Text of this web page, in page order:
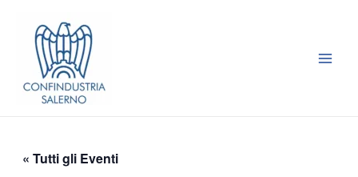
contenuto
« Tutti gli Eventi